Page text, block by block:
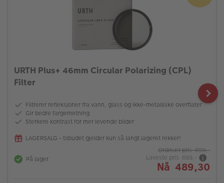
URTH Plus+ 46mm Circular Polarizing (CPL)
Filter
Filtrerer refleksjoner fra vann, glass og ikke-metalliske overflater
Gir bedre fargemetning
Sterkere kontrast for mer levende bilder
LAGERSALG - tilbudet gjelder kun så langt lageret rekker!
På lager
Ordinær pris 699,-
Laveste pris 699,-
Nå 489,30